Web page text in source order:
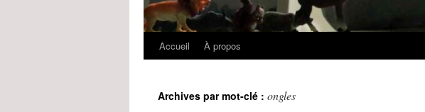
Aller
contenu
Accueil À propos
Archives par mot-clé : ongles